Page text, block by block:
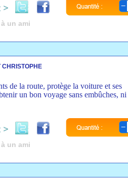
un ami
CHRISTOPHE
de la route, protège la voiture et ses
un bon voyage sans embûches, ni
un ami